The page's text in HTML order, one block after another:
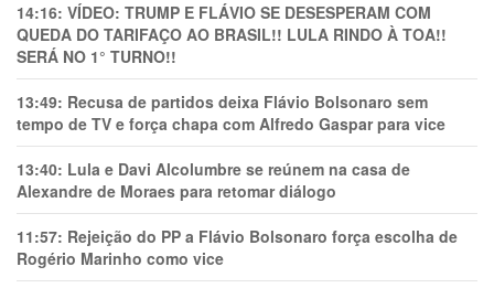
14:16: VÍDEO: TRUMP E FLÁVIO SE DESESPERAM COM
QUEDA DO TARIFAÇO AO BRASIL!! LULA RINDO À TOA!!
SERÁ NO 1° TURNO!!
13:49: Recusa de partidos deixa Flávio Bolsonaro sem
tempo de TV e força chapa com Alfredo Gaspar para vice
13:40: Lula e Davi Alcolumbre se reúnem na casa de
Alexandre de Moraes para retomar diálogo
11:57: Rejeição do PP a Flávio Bolsonaro força escolha de
Rogério Marinho como vice